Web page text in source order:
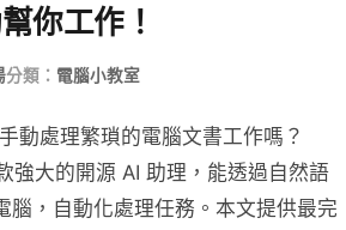
你工作！
分類： 電腦小教室
動處理繁瑣的電腦文書工作嗎？
強大的開源 AI 助理，能透過自然語
腦，自動化處理任務。本文提供最完